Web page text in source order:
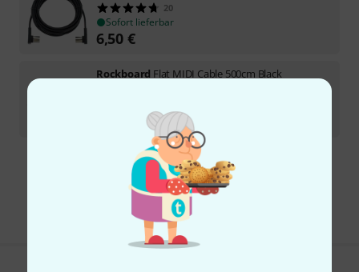
20
Sofort lieferbar
6,50 €
Rockboard Flat MIDI Cable 500cm Black
Kostenloser Versand ab 29 €
Alle Preise inkl. MwSt.